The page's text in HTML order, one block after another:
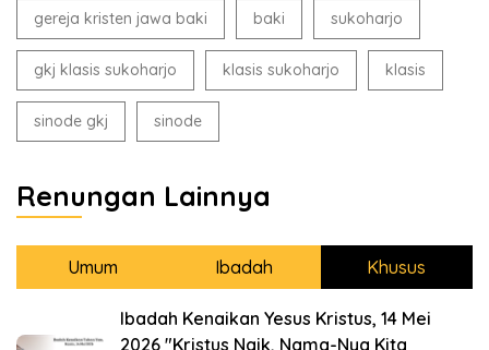
gereja kristen jawa baki baki sukoharjo
gkj klasis sukoharjo klasis sukoharjo klasis
sinode gkj sinode
Renungan Lainnya
Umum Ibadah Khusus
Ibadah Kenaikan Yesus Kristus, 14 Mei
2026 "Kristus Naik, Nama-Nya Kita